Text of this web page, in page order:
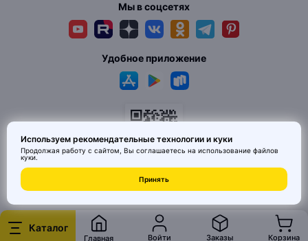
Каталог
Главная Войти Заказы Корзина
Мы в соцсетях
© 2026 MAI HE MAI. Маркетплейс дизайнерских товаров со всего
Китая по ценам заводов. Все права защищены.
Удобное приложение
Используем рекомендательные технологии и куки
Продолжая работу с сайтом, Вы соглашаетесь на использование файлов
куки.
Принять